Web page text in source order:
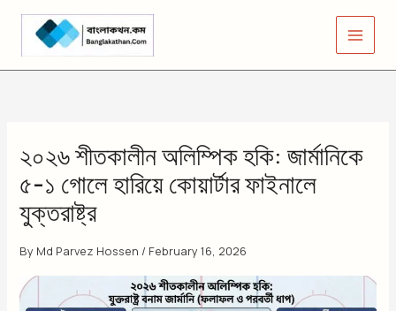
Skip
content
২০২৬ শীতকালীন অলিম্পিক হকি: জার্মানিকে
৫-১ গোলে হারিয়ে কোয়ার্টার ফাইনালে
যুক্তরাষ্ট্র
By Md Parvez Hossen / February 16, 2026